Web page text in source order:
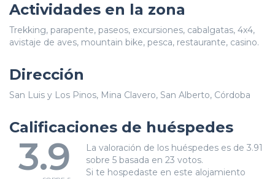
Actividades en la zona
Trekking, parapente, paseos, excursiones, cabalgatas, 4x4,
avistaje de aves, mountain bike, pesca, restaurante, casino.
Dirección
San Luis y Los Pinos, Mina Clavero, San Alberto, Córdoba
Calificaciones de huéspedes
3.9
La valoración de los huéspedes es de 3.91
sobre 5 basada en 23 votos.
Si te hospedaste en este alojamiento